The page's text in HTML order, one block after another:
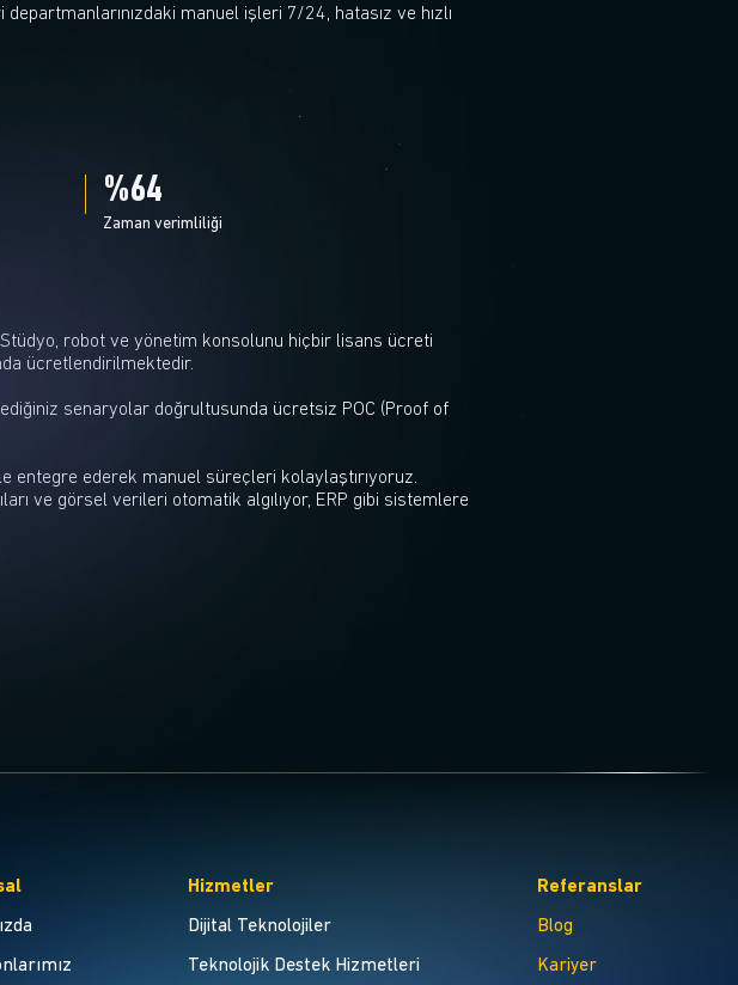
manuel işleri 7/24, hatasız ve hızlı
%67
Zaman verimliliği
robot ve yönetim konsolunu hiçbir lisans ücreti
ücretlendirilmektedir.
senaryolar doğrultusunda ücretsiz POC (Proof of
entegre ederek manuel süreçleri kolaylaştırıyoruz.
ve görsel verileri otomatik algılıyor, ERP gibi sistemlere
Hizmetler
Dijital Teknolojiler
Teknolojik Destek Hizmetleri
Referanslar
Blog
Kariyer